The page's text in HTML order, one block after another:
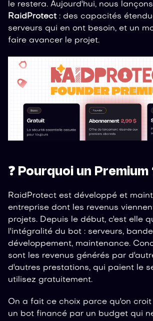
le restera. Aujourd'hui, nous
RaidProtect : des capacités
serveurs qui en ont besoin, et un
faire avancer le projet.
❓ Pourquoi un Premium
RaidProtect est développé et
entreprise dont les revenus
projets. Depuis le début, c'est elle
l'intégralité du bot : serveurs,
développement, maintenance.
sont les revenus générés par
d'autres prestations, qui paient le
utilisez gratuitement.
On a fait ce choix parce qu'on
un bot financé par un budget qui